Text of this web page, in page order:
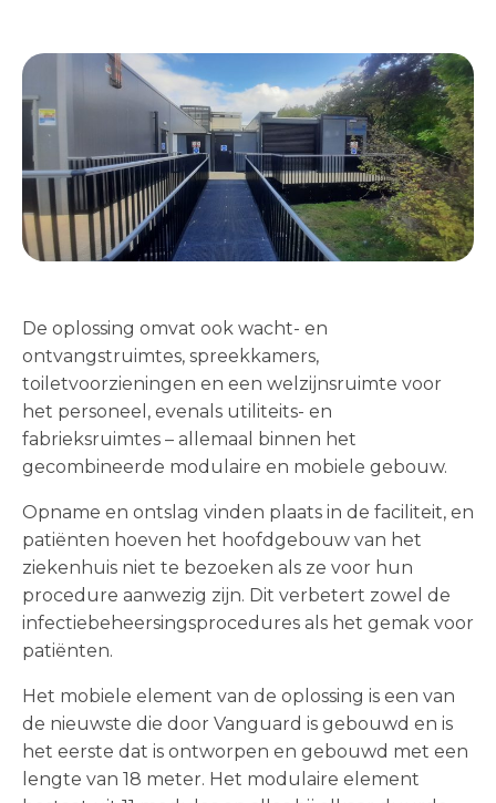
De oplossing omvat ook wacht- en
ontvangstruimtes, spreekkamers,
toiletvoorzieningen en een welzijnsruimte voor
het personeel, evenals utiliteits- en
fabrieksruimtes – allemaal binnen het
gecombineerde modulaire en mobiele gebouw.
Opname en ontslag vinden plaats in de faciliteit, en
patiënten hoeven het hoofdgebouw van het
ziekenhuis niet te bezoeken als ze voor hun
procedure aanwezig zijn. Dit verbetert zowel de
infectiebeheersingsprocedures als het gemak voor
patiënten.
Het mobiele element van de oplossing is een van
de nieuwste die door Vanguard is gebouwd en is
het eerste dat is ontworpen en gebouwd met een
lengte van 18 meter. Het modulaire element